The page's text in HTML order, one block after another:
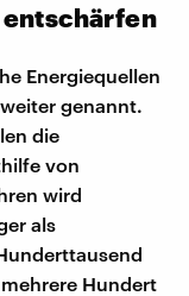
Energiequellen
genannt.
die
von
wird
als
Hundert